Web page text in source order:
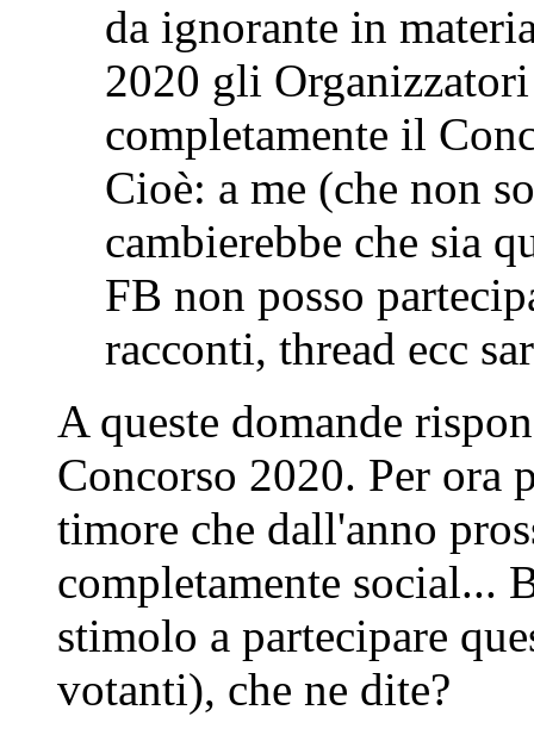
da ignorante in
2020 gli
completamente il
Cioè: a me (che non
cambierebbe che sia
FB non posso
racconti, thread ecc
A queste domande
Concorso 2020. Per ora
timore che dall'anno
completamente social...
stimolo a partecipare
votanti), che ne dite?